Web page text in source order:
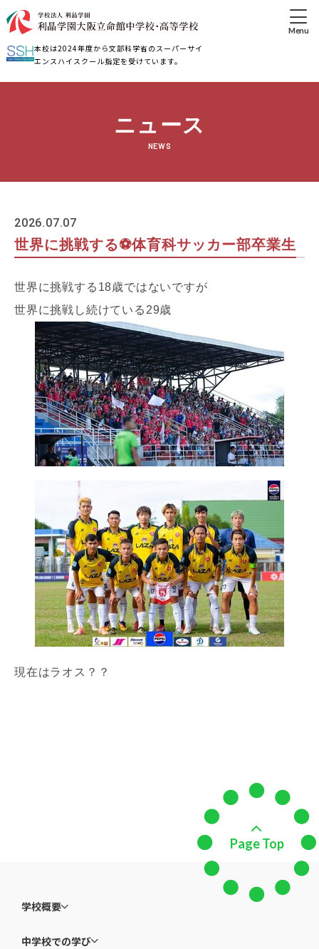
本校は2024年度から文部科学省のスーパーサイ
エンスハイスクール指定を受けています。
ニュース
NEWS
2026.07.07
世界に挑戦する⚽️体育科サッカー部卒業生
世界に挑戦する18歳ではないですが
世界に挑戦し続けている29歳
現在はラオス？？
学校概要
中学校での学び
Page Top